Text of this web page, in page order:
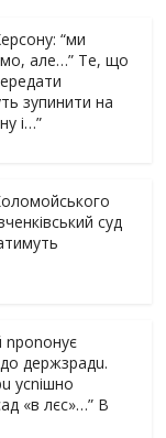
“ми
але…” Те, що
зупинити на
і…”
суд
nponoнує
дepжзpaдu.
уcniшнo
«в лєc»…” В